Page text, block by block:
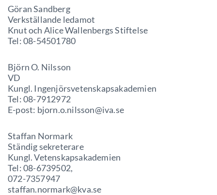
Göran Sandberg
Verkställande ledamot
Knut och Alice Wallenbergs Stiftelse
Tel: 08-54501780
Björn O. Nilsson
VD
Kungl. Ingenjörsvetenskapsakademien
Tel: 08-7912972
E-post: bjorn.o.nilsson@iva.se
Staffan Normark
Ständig sekreterare
Kungl. Vetenskapsakademien
Tel: 08-6739502,
072-7357947
staffan.normark@kva.se